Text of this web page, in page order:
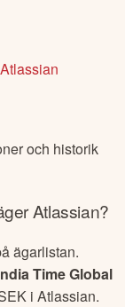
Atlassian
och historik
Atlassian?
ägarlistan.
Time Global
iAtlassian.